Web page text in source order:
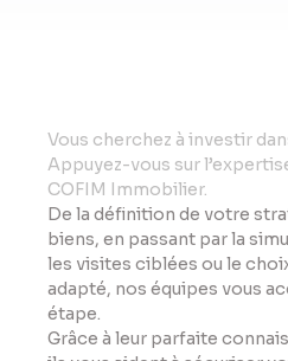
Vous cherchez à investir
Appuyez-vous sur
COFIM Immobilier.
De la définition de votre
biens, en passant par la
les visites ciblées ou le
adapté, nos équipes vous
étape.
Grâce à leur parfaite